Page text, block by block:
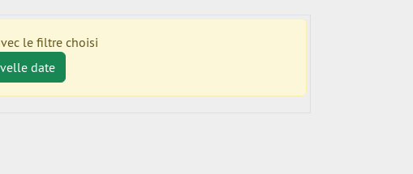
le filtre choisi
date